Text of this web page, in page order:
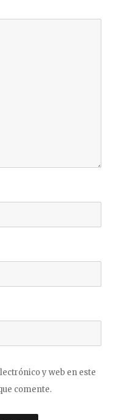
y web en este
comente.